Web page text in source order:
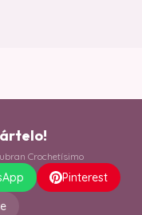
Crochetísimo
Pinterest